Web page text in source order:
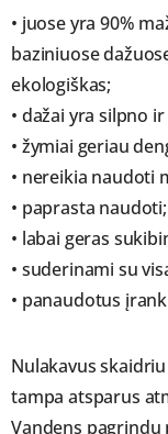
• juose yra 90%
baziniuose
ekologiškas;
• dažai yra silpno
• žymiai geriau
• nereikia naudoti
• paprasta naudoti;
• labai geras
• suderinami su
• panaudotus
Nulakavus
tampa atsparus
Vandens pagrindu